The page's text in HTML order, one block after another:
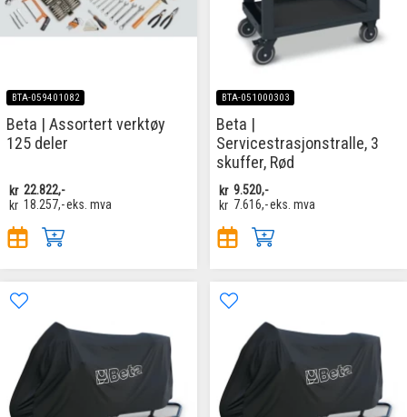
BTA-059401082
Beta | Assortert verktøy
125 deler
kr 22.822,-
kr 18.257,-eks. mva
BTA-051000303
Beta |
Servicestrasjonstralle, 3
skuffer, Rød
kr 9.520,-
kr 7.616,-eks. mva